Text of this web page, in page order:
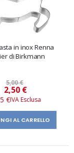
in inox Renna
di Birkmann
5,00 €
Prezzo
speciale
2,50 €
€
AL CARRELLO